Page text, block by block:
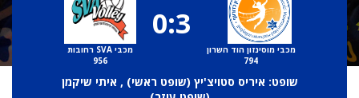
מכבי מוסינזון הוד השרון
794
0:3
מכבי SVA רחובות
956
שופט: איריס סטויצ'יץ (שופט ראשי) , איתי שיקמן